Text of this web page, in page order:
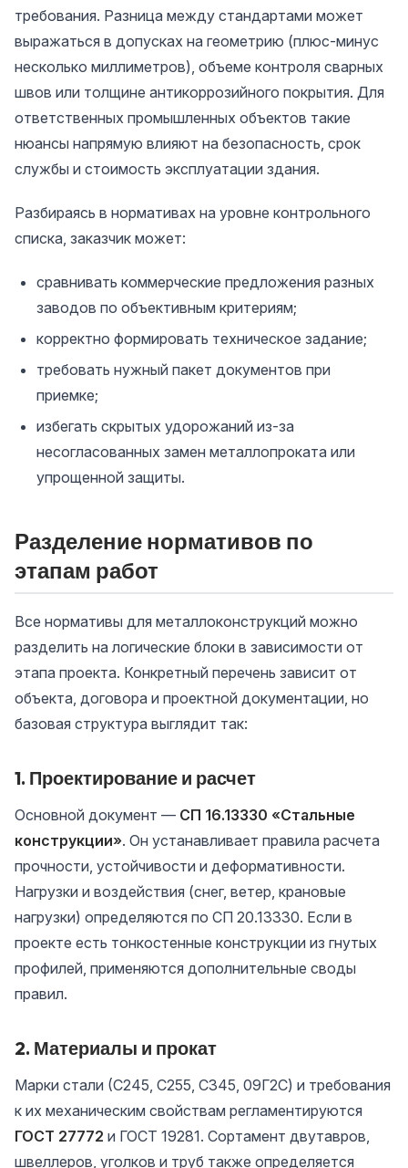
требования. Разница между стандартами может
выражаться в допусках на геометрию (плюс-минус
несколько миллиметров), объеме контроля сварных
швов или толщине антикоррозийного покрытия. Для
ответственных промышленных объектов такие
нюансы напрямую влияют на безопасность, срок
службы и стоимость эксплуатации здания.
Разбираясь в нормативах на уровне контрольного
списка, заказчик может:
сравнивать коммерческие предложения разных
заводов по объективным критериям;
корректно формировать техническое задание;
требовать нужный пакет документов при
приемке;
избегать скрытых удорожаний из-за
несогласованных замен металлопроката или
упрощенной защиты.
Разделение нормативов по
этапам работ
Все нормативы для металлоконструкций можно
разделить на логические блоки в зависимости от
этапа проекта. Конкретный перечень зависит от
объекта, договора и проектной документации, но
базовая структура выглядит так:
1. Проектирование и расчет
Основной документ — СП 16.13330 «Стальные
конструкции». Он устанавливает правила расчета
прочности, устойчивости и деформативности.
Нагрузки и воздействия (снег, ветер, крановые
нагрузки) определяются по СП 20.13330. Если в
проекте есть тонкостенные конструкции из гнутых
профилей, применяются дополнительные своды
правил.
2. Материалы и прокат
Марки стали (С245, С255, С345, 09Г2С) и требования
к их механическим свойствам регламентируются
ГОСТ 27772 и ГОСТ 19281. Сортамент двутавров,
швеллеров, уголков и труб также определяется